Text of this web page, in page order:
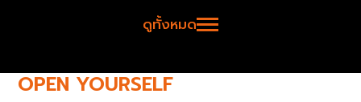
ดูทั้งหมด
OPEN YOURSELF